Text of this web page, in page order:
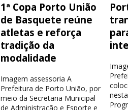
1ª Copa Porto União
de Basquete reúne
atletas e reforça
tradição da
modalidade
Imagem assessoria A
Prefeitura de Porto União, por
meio da Secretaria Municipal
de Administração e Esporte e